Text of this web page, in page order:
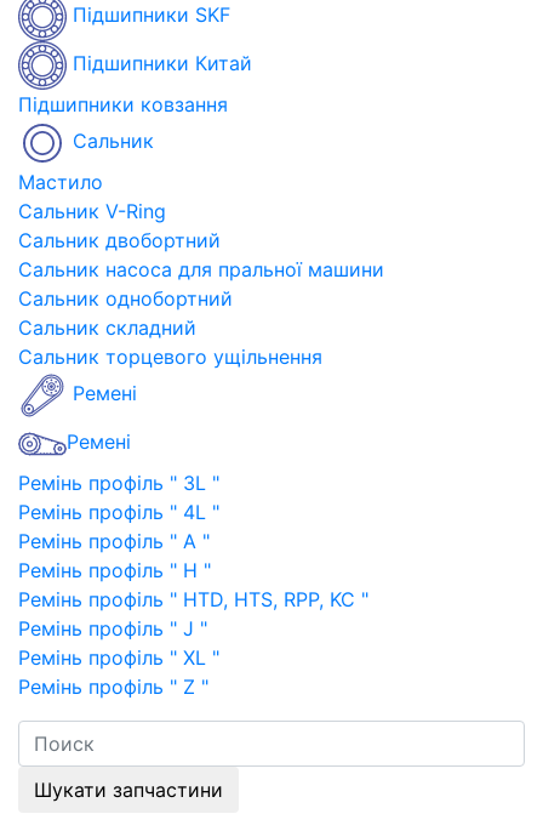
Підшипники SKF
Підшипники Китай
Підшипники ковзання
Сальник
Мастило
Сальник V-Ring
Сальник двобортний
Сальник насоса для пральної машини
Сальник однобортний
Сальник складний
Сальник торцевого ущільнення
Ремені
Ремені
Ремінь профіль " 3L "
Ремінь профіль " 4L "
Ремінь профіль " A "
Ремінь профіль " H "
Ремінь профіль " HTD, HTS, RPP, KC "
Ремінь профіль " J "
Ремінь профіль " XL "
Ремінь профіль " Z "
Шукати запчастини